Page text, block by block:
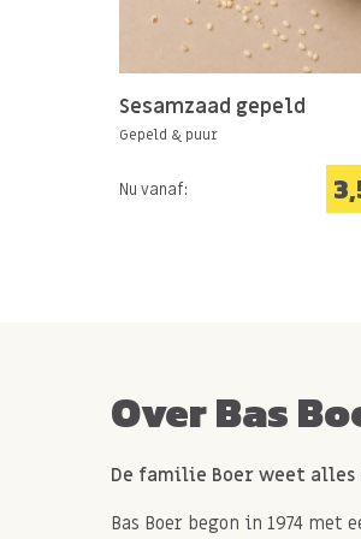
beetje agave. Even in de
heerlijke dip!
Sesamzaad gepeld
Gepeld & puur
Nu vanaf:
Over Bas
De familie Boer weet alles
Bas Boer begon in 1974 met